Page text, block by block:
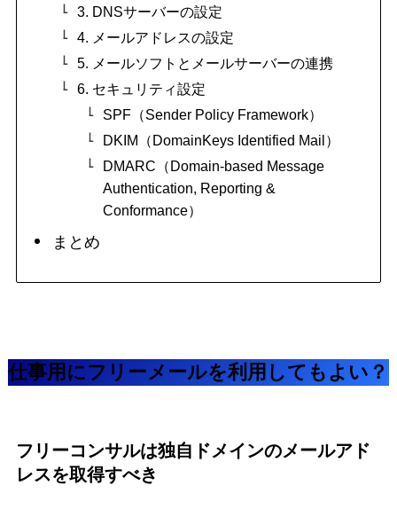
3. DNSサーバーの設定
4. メールアドレスの設定
5. メールソフトとメールサーバーの連携
6. セキュリティ設定
SPF（Sender Policy Framework）
DKIM（DomainKeys Identified Mail）
DMARC（Domain-based Message
Authentication, Reporting &
Conformance）
まとめ
仕事用にフリーメールを利用してもよい？
フリーコンサルは独自ドメインのメールアド
レスを取得すべき